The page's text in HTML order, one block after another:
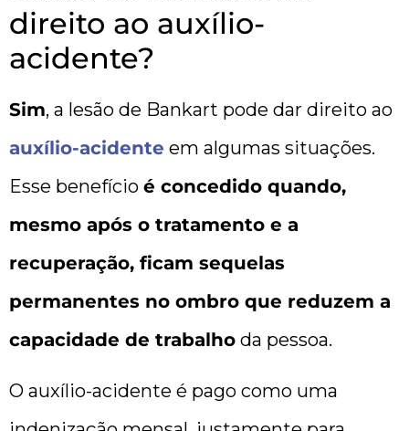
direito ao auxílio-
acidente?
Sim, a lesão de Bankart pode dar direito ao
auxílio-acidente em algumas situações.
Esse benefício é concedido quando,
mesmo após o tratamento e a
recuperação, ficam sequelas
permanentes no ombro que reduzem a
capacidade de trabalho da pessoa.
O auxílio-acidente é pago como uma